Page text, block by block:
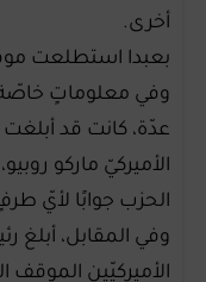
أخرى.
بعبدا استطلعت
وفي معلوماتٍ خاصّة
عدّة، كانت قد أبلغت
الأميركيّ ماركو
الحزب جوابًا لأيّ
وفي المقابل، أبلغ
الأميركيّين الموقف